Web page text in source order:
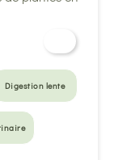
Digestion lente